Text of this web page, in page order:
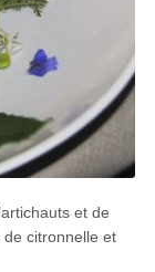
et de
de citronnelle et